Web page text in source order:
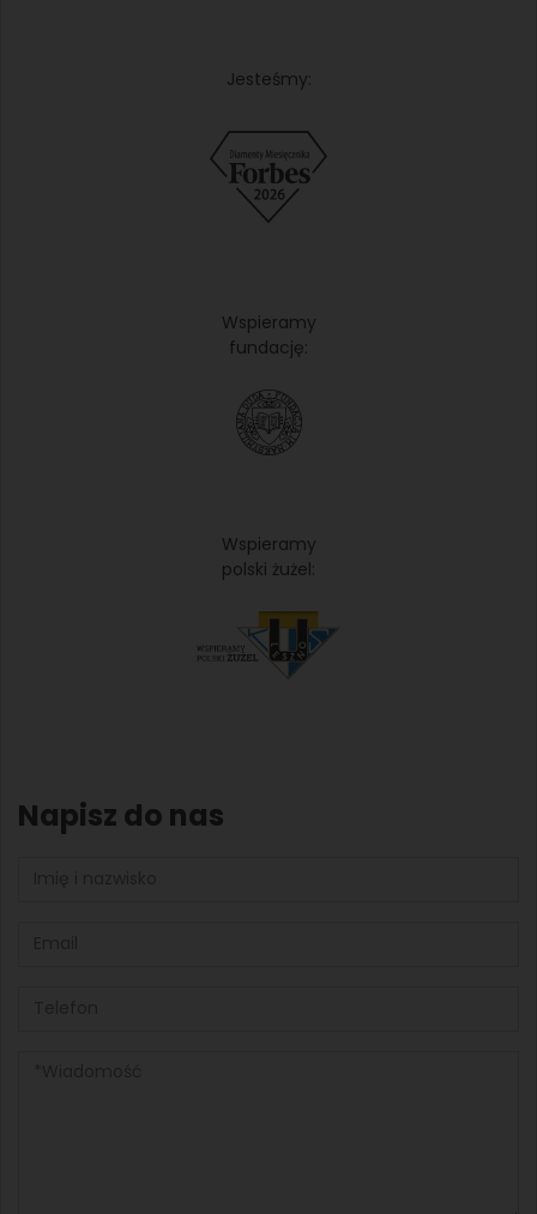
Jesteśmy:
Wspieramy
fundację:
Wspieramy
polski żużel:
Napisz do nas